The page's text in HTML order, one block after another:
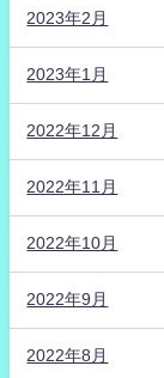
2023年2月
2023年1月
2022年12月
2022年11月
2022年10月
2022年9月
2022年8月